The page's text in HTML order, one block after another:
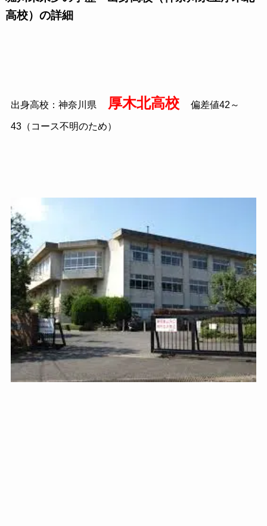
高校）の詳細
出身高校：神奈川県 厚木北高校 偏差値42～
43（コース不明のため）